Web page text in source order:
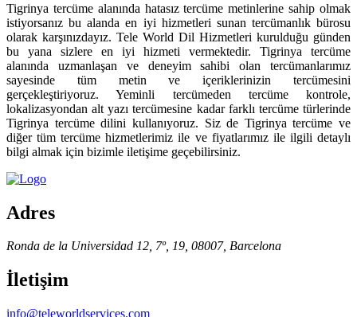
Tigrinya tercüme alanında hatasız tercüme metinlerine sahip olmak
istiyorsanız bu alanda en iyi hizmetleri sunan tercümanlık bürosu
olarak karşınızdayız. Tele World Dil Hizmetleri kurulduğu günden
bu yana sizlere en iyi hizmeti vermektedir. Tigrinya tercüme
alanında uzmanlaşan ve deneyim sahibi olan tercümanlarımız
sayesinde tüm metin ve içeriklerinizin tercümesini
gerçekleştiriyoruz. Yeminli tercümeden tercüme kontrole,
lokalizasyondan alt yazı tercümesine kadar farklı tercüme türlerinde
Tigrinya tercüme dilini kullanıyoruz. Siz de Tigrinya tercüme ve
diğer tüm tercüme hizmetlerimiz ile ve fiyatlarımız ile ilgili detaylı
bilgi almak için bizimle iletişime geçebilirsiniz.
Adres
Ronda de la Universidad 12, 7º, 19, 08007, Barcelona
İletişim
info@teleworldservices.com